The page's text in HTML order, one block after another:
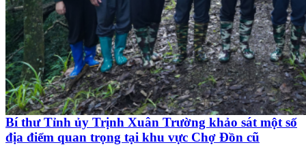
Bí thư Tỉnh ủy Trịnh Xuân Trường khảo sát một số
địa điểm quan trọng tại khu vực Chợ Đồn cũ